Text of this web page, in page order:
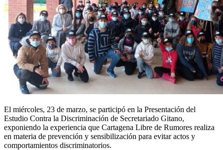
El miércoles, 23 de marzo, se participó en la Presentación del
Estudio Contra la Discriminación de Secretariado Gitano,
exponiendo la experiencia que Cartagena Libre de Rumores realiza
en materia de prevención y sensibilización para evitar actos y
comportamientos discriminatorios.